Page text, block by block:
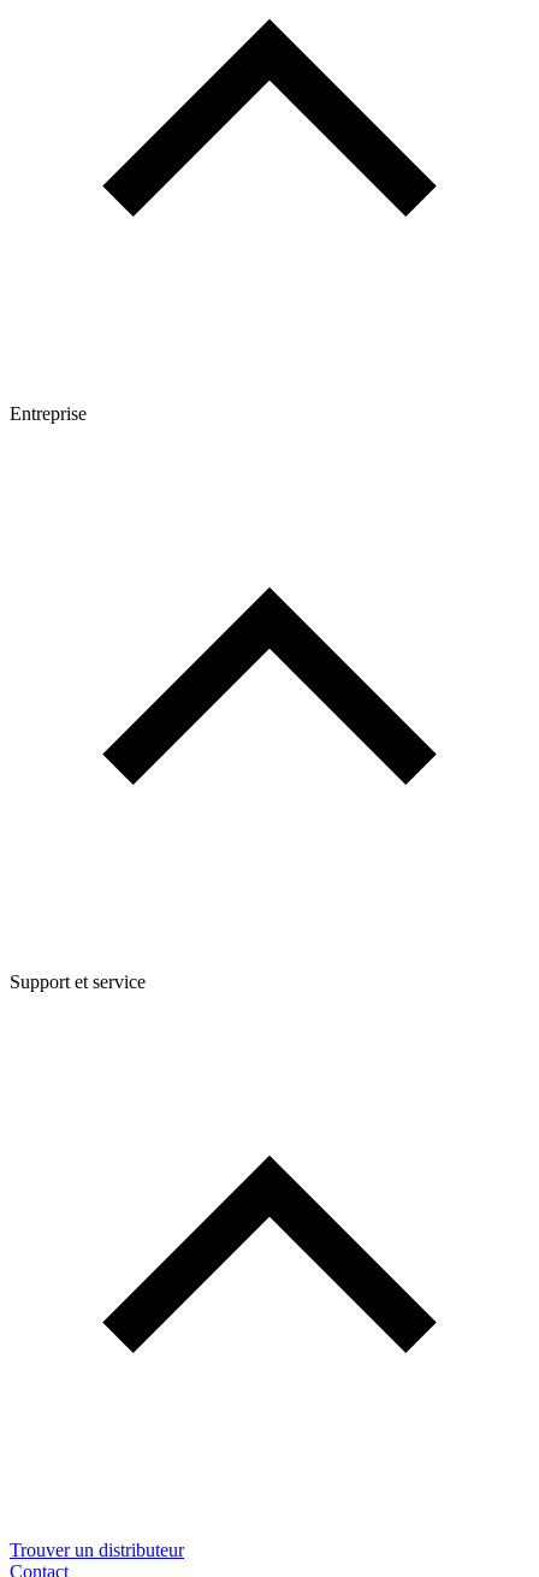
Entreprise
Support et service
Trouver un distributeur
Contact